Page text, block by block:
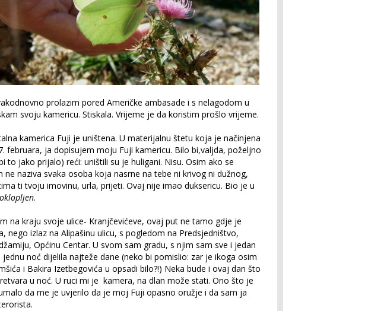
prolazim pored Američke ambasade i s nelagodom u
svoju kamericu. Stiskala. Vrijeme je da koristim prošlo vrijeme.
kamerica Fuji je uništena. U materijalnu štetu koja je načinjena
februara, ja dopisujem moju Fuji kamericu. Bilo bi,valjda, poželjno
to jako prijalo) reći: uništili su je huligani. Nisu. Osim ako se
ne naziva svaka osoba koja nasrne na tebe ni krivog ni dužnog,
ti tvoju imovinu, urla, prijeti. Ovaj nije imao duksericu. Bio je u
oklopljen.
na kraju svoje ulice- Kranjčevićeve, ovaj put ne tamo gdje je
nego izlaz na Alipašinu ulicu, s pogledom na Predsjedništvo,
Općinu Centar. U svom sam gradu, s njim sam sve i jedan
jednu noć dijelila najteže dane (neko bi pomislio: zar je ikoga osim
i Bakira Izetbegovića u opsadi bilo?!) Neka bude i ovaj dan što
u noć. U ruci mi je kamera, na dlan može stati. Ono što je
da me je uvjerilo da je moj Fuji opasno oružje i da sam ja